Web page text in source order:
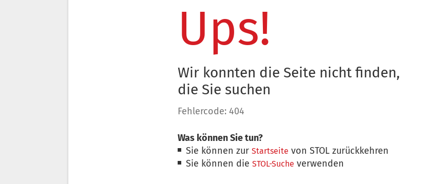
Ups!
Wir konnten die Seite nicht finden,
die Sie suchen
Fehlercode: 404
Was können Sie tun?
Sie können zurStartseite von STOL zurückkehren
Sie können dieSTOL-Suche verwenden